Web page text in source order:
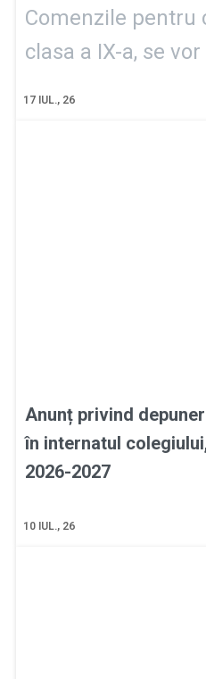
17 IUL., 26
Comenzile pentru
clasa a IX-a, se
Anunț privind
în internatul
2026-2027
10 IUL., 26